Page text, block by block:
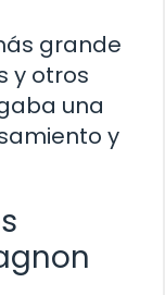
grande
y otros
una
y